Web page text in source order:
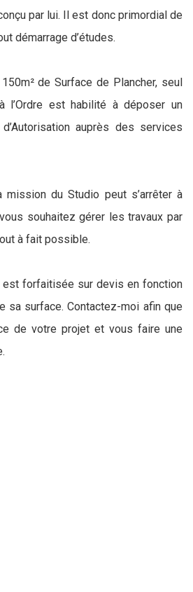
par lui. Il est donc primordial de
démarrage d’études.
de Surface de Plancher, seul
l’Ordre est habilité à déposer un
auprès des services
du Studio peut s’arrêter à
souhaitez gérer les travaux par
à fait possible.
est forfaitisée sur devis en fonction
sa surface. Contactez-moi afin que
de votre projet et vous faire une